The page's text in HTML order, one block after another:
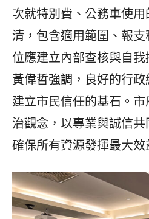
次就特別費、公務車使
清，包含適用範圍、報
位應建立內部查核與自我
黃偉哲強調，良好的行
建立市民信任的基石。
治觀念，以專業與誠信
確保所有資源發揮最大效